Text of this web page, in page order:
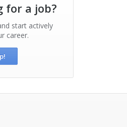
for a job?
start actively
career.